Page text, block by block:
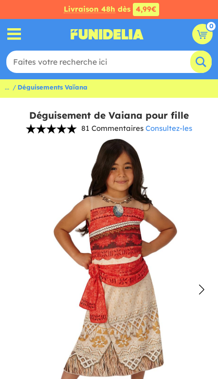
Livraison 48h dès 4,99€
0
... Déguisements Vaïana
Déguisement de Vaiana pour fille
81 Commentaires Consultez-les